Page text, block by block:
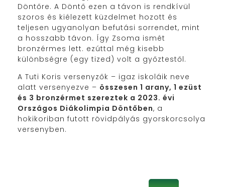
Döntőre. A Döntő ezen a távon is rendkívül
szoros és kiélezett küzdelmet hozott és
teljesen ugyanolyan befutási sorrendet, mint
a hosszabb távon. Így Zsoma ismét
bronzérmes lett. ezúttal még kisebb
különbségre (egy tized) volt a győztestől.
A Tuti Koris versenyzők – igaz iskoláik neve
alatt versenyezve – összesen 1 arany, 1 ezüst
és 3 bronzérmet szereztek a 2023. évi
Országos Diákolimpia Döntőben, a
hokikoriban futott rövidpályás gyorskorcsolya
versenyben.